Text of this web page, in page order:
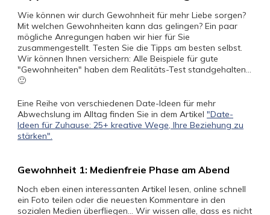
Wie können wir durch Gewohnheit für mehr Liebe sorgen?
Mit welchen Gewohnheiten kann das gelingen? Ein paar
mögliche Anregungen haben wir hier für Sie
zusammengestellt. Testen Sie die Tipps am besten selbst.
Wir können Ihnen versichern: Alle Beispiele für gute
"Gewohnheiten" haben dem Realitäts-Test standgehalten...
🙂
Eine Reihe von verschiedenen Date-Ideen für mehr
Abwechslung im Alltag finden Sie in dem Artikel "Date-
Ideen für Zuhause: 25+ kreative Wege, Ihre Beziehung zu
stärken".
Gewohnheit 1: Medienfreie Phase am Abend
Noch eben einen interessanten Artikel lesen, online schnell
ein Foto teilen oder die neuesten Kommentare in den
sozialen Medien überfliegen... Wir wissen alle, dass es nicht